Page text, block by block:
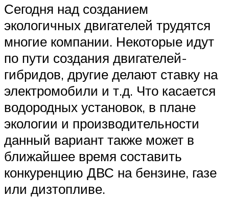
Сегодня над созданием
экологичных двигателей трудятся
многие компании. Некоторые идут
по пути создания двигателей-
гибридов, другие делают ставку на
электромобили и т.д. Что касается
водородных установок, в плане
экологии и производительности
данный вариант также может в
ближайшее время составить
конкуренцию ДВС на бензине, газе
или дизтопливе.